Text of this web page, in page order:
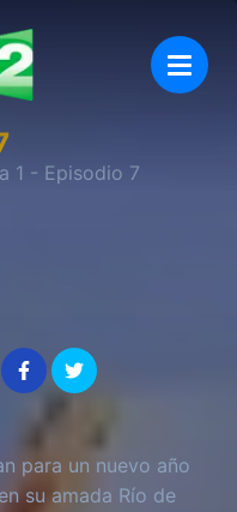
1 - Episodio 7
para un nuevo año
su amada Río de